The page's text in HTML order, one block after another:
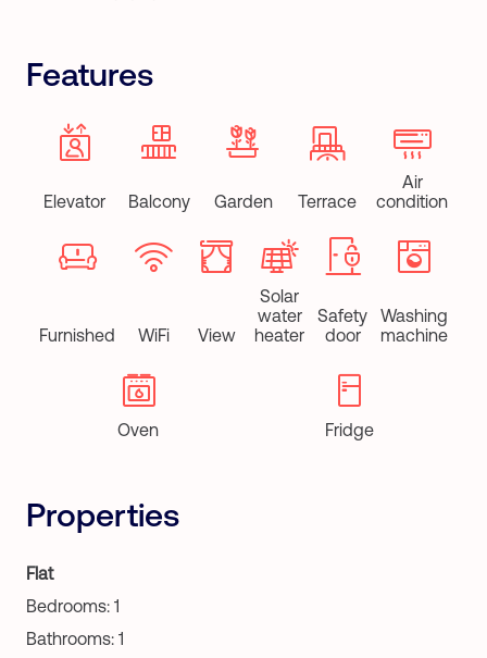
Properties
Flat
Bedrooms: 1
Bathrooms: 1
Features
Elevator Balcony Garden Terrace
Air
condition
Furnished WiFi View
Solar
water
heater
Safety
door
Washing
machine
Oven Fridge